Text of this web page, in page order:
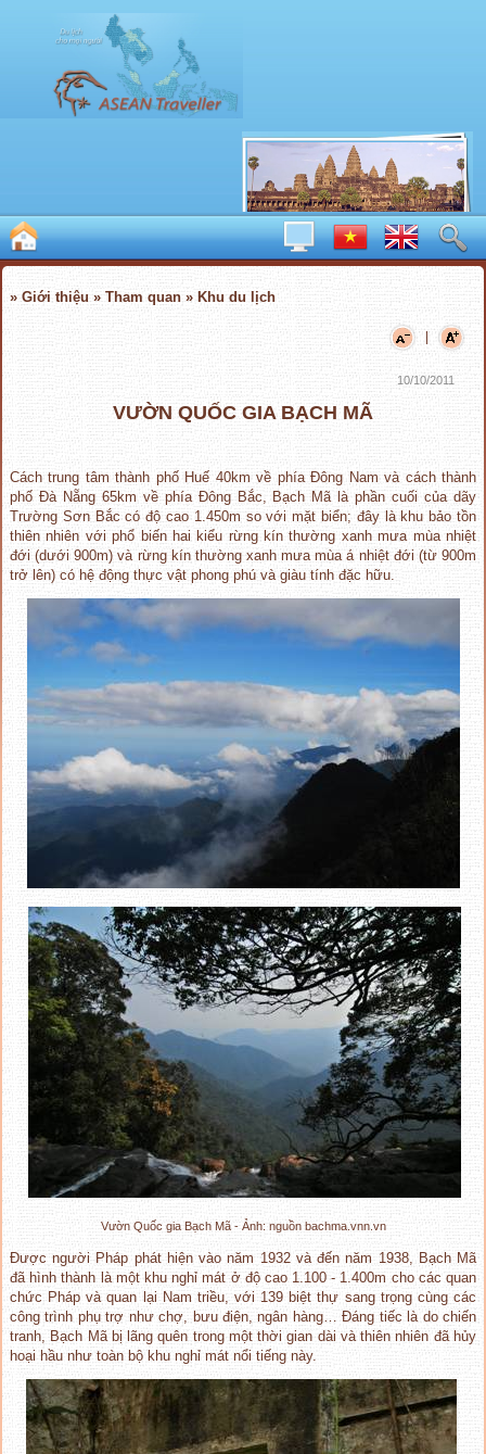
» Giới thiệu » Tham quan » Khu du lịch
|
10/10/2011
VƯỜN QUỐC GIA BẠCH MÃ
Cách trung tâm thành phố Huế 40km về phía Đông Nam và cách thành
phố Đà Nẵng 65km về phía Đông Bắc, Bạch Mã là phần cuối của dãy
Trường Sơn Bắc có độ cao 1.450m so với mặt biển; đây là khu bảo tồn
thiên nhiên với phổ biến hai kiểu rừng kín thường xanh mưa mùa nhiệt
đới (dưới 900m) và rừng kín thường xanh mưa mùa á nhiệt đới (từ 900m
trở lên) có hệ động thực vật phong phú và giàu tính đặc hữu.
Vườn Quốc gia Bạch Mã - Ảnh: nguồn bachma.vnn.vn
Được người Pháp phát hiện vào năm 1932 và đến năm 1938, Bạch Mã
đã hình thành là một khu nghỉ mát ở độ cao 1.100 - 1.400m cho các quan
chức Pháp và quan lại Nam triều, với 139 biệt thự sang trọng cùng các
công trình phụ trợ như chợ, bưu điện, ngân hàng… Đáng tiếc là do chiến
tranh, Bạch Mã bị lãng quên trong một thời gian dài và thiên nhiên đã hủy
hoại hầu như toàn bộ khu nghỉ mát nổi tiếng này.